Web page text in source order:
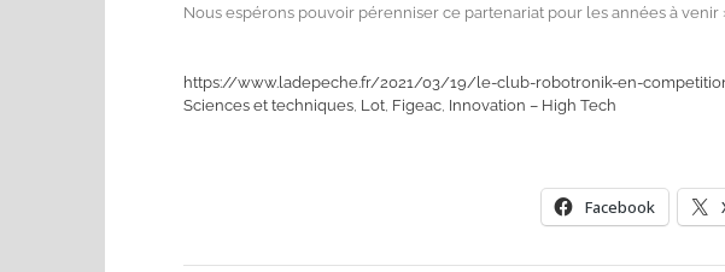
Nous espérons pouvoir pérenniser ce partenariat pour les années à venir
Correspondant – La
https://www.ladepeche.fr/2021/03/19/le-club-robotronik-en-
Sciences et techniques Lot Figeac Innovation – High Tech
Facebook